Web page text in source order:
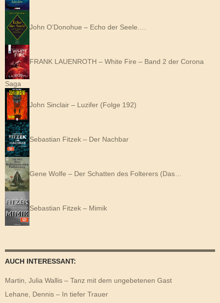
John O’Donohue – Echo der Seele.…
FRANK LAUENROTH – White Fire – Band 2 der Corona
Saga
John Sinclair – Luzifer (Folge 192)
Sebastian Fitzek – Der Nachbar
Gene Wolfe – Der Schatten des Folterers (Das…
Sebastian Fitzek – Mimik
AUCH INTERESSANT:
Martin, Julia Wallis – Tanz mit dem ungebetenen Gast
Lehane, Dennis – In tiefer Trauer